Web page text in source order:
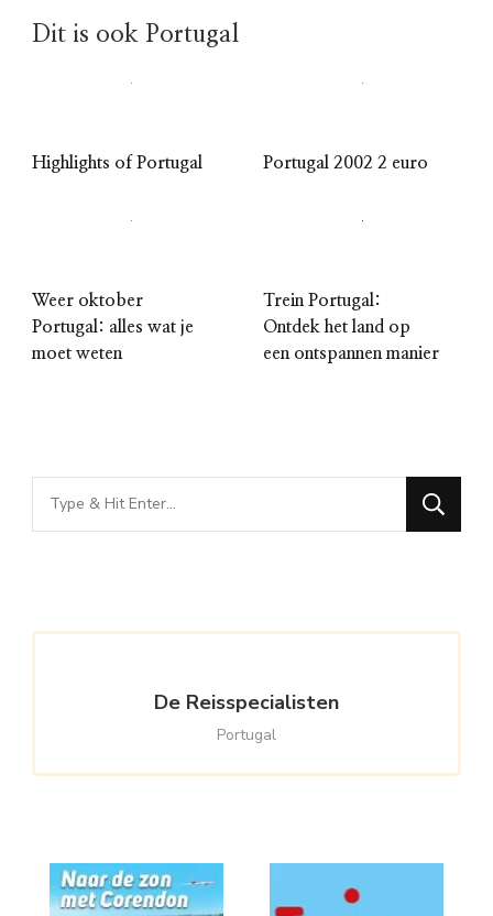
Dit is ook Portugal
Highlights of Portugal Portugal 2002 2 euro
Weer oktober
Portugal: alles wat je
moet weten
Trein Portugal:
Ontdek het land op
een ontspannen manier
Looking
for
De Reisspecialisten
Portugal